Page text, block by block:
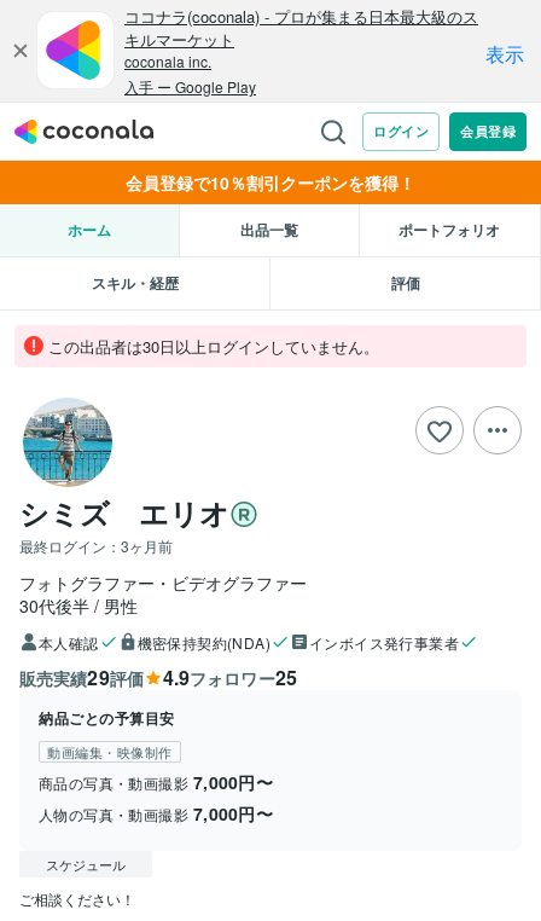
会員登録で10％割引クーポンを獲得！
ホーム 出品一覧 ポートフォリオ
スキル・経歴 評価
この出品者は30日以上ログインしていません。
シミズ エリオ
最終ログイン： 3ヶ月前
フォトグラファー・ビデオグラファー
30代後半
男性
本人確認 機密保持契約(NDA) インボイス発行事業者
販売実績29評価 4.9フォロワー25
納品ごとの予算目安
動画編集・映像制作
商品の写真・動画撮影 7,000円〜
人物の写真・動画撮影 7,000円〜
スケジュール
ご相談ください！